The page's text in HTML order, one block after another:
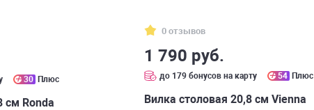
30 Плюс
см Ronda
0 отзывов
1 790 руб.
до 179 бонусов на карту 54 Плюс
Вилка столовая 20,8 см Vienna